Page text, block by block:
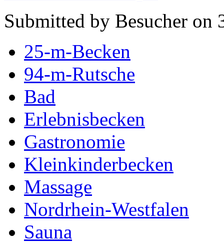
Submitted by Besucher on
25-m-Becken
94-m-Rutsche
Bad
Erlebnisbecken
Gastronomie
Kleinkinderbecken
Massage
Nordrhein-Westfalen
Sauna